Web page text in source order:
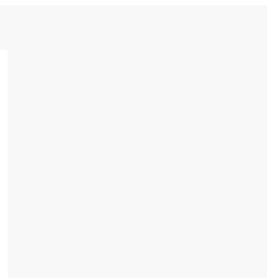
vad du
inte alltid det du
galleri som